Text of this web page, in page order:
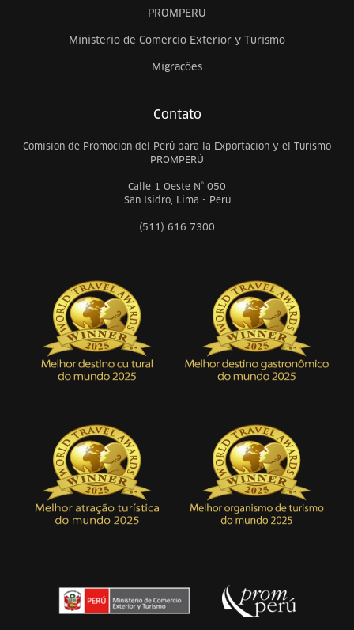
PROMPERU
Ministerio de Comercio Exterior y Turismo
Migrações
Contato
Comisión de Promoción del Perú para la Exportación y el Turismo
PROMPERÚ
Calle 1 Oeste N° 050
San Isidro, Lima - Perú
(511) 616 7300